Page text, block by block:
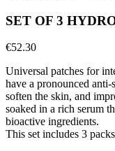
SET OF 3
€52.30
Universal patches for
have a pronounced
soften the skin, and
soaked in a rich serum
bioactive ingredients.
This set includes 3